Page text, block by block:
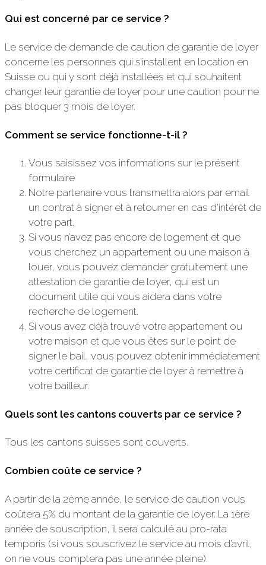
Qui est concerné par ce service ?
Le service de demande de caution de garantie de loyer
concerne les personnes qui s’installent en location en
Suisse ou qui y sont déjà installées et qui souhaitent
changer leur garantie de loyer pour une caution pour ne
pas bloquer 3 mois de loyer.
Comment se service fonctionne-t-il ?
Vous saisissez vos informations sur le présent
formulaire
Notre partenaire vous transmettra alors par email
un contrat à signer et à retourner en cas d’intérêt de
votre part.
Si vous n’avez pas encore de logement et que
vous cherchez un appartement ou une maison à
louer, vous pouvez demander gratuitement une
attestation de garantie de loyer, qui est un
document utile qui vous aidera dans votre
recherche de logement.
Si vous avez déjà trouvé votre appartement ou
votre maison et que vous êtes sur le point de
signer le bail, vous pouvez obtenir immédiatement
votre certificat de garantie de loyer à remettre à
votre bailleur.
Quels sont les cantons couverts par ce service ?
Tous les cantons suisses sont couverts.
Combien coûte ce service ?
A partir de la 2ème année, le service de caution vous
coûtera 5% du montant de la garantie de loyer. La 1ère
année de souscription, il sera calculé au pro-rata
temporis (si vous souscrivez le service au mois d’avril,
on ne vous comptera pas une année pleine).